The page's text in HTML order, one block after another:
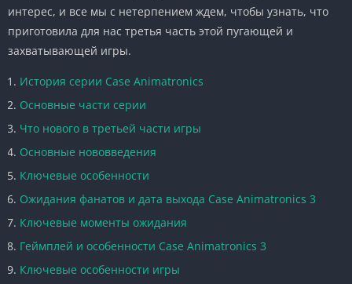
интерес, и все мы с нетерпением ждем, чтобы узнать, что
приготовила для нас третья часть этой пугающей и
захватывающей игры.
История серии Case Animatronics
Основные части серии
Что нового в третьей части игры
Основные нововведения
Ключевые особенности
Ожидания фанатов и дата выхода Case Animatronics 3
Ключевые моменты ожидания
Геймплей и особенности Case Animatronics 3
Ключевые особенности игры